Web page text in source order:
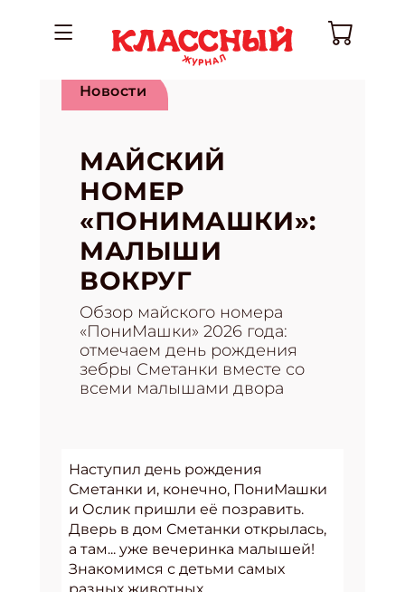
Новости
МАЙСКИЙ
НОМЕР
«ПОНИМАШКИ»:
МАЛЫШИ
ВОКРУГ
Обзор майского номера
«ПониМашки» 2026 года:
отмечаем день рождения
зебры Сметанки вместе со
всеми малышами двора
Наступил день рождения
Сметанки и, конечно, ПониМашки
и Ослик пришли её позравить.
Дверь в дом Сметанки открылась,
а там... уже вечеринка малышей!
Знакомимся с детьми самых